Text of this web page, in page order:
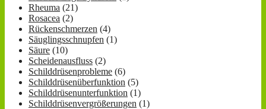
Rheuma (21)
Rosacea (2)
Rückenschmerzen (4)
Säuglingsschnupfen (1)
Säure (10)
Scheidenausfluss (2)
Schilddrüsenprobleme (6)
Schilddrüsenüberfunktion (5)
Schilddrüsenunterfunktion (1)
Schilddrüsenvergrößerungen (1)